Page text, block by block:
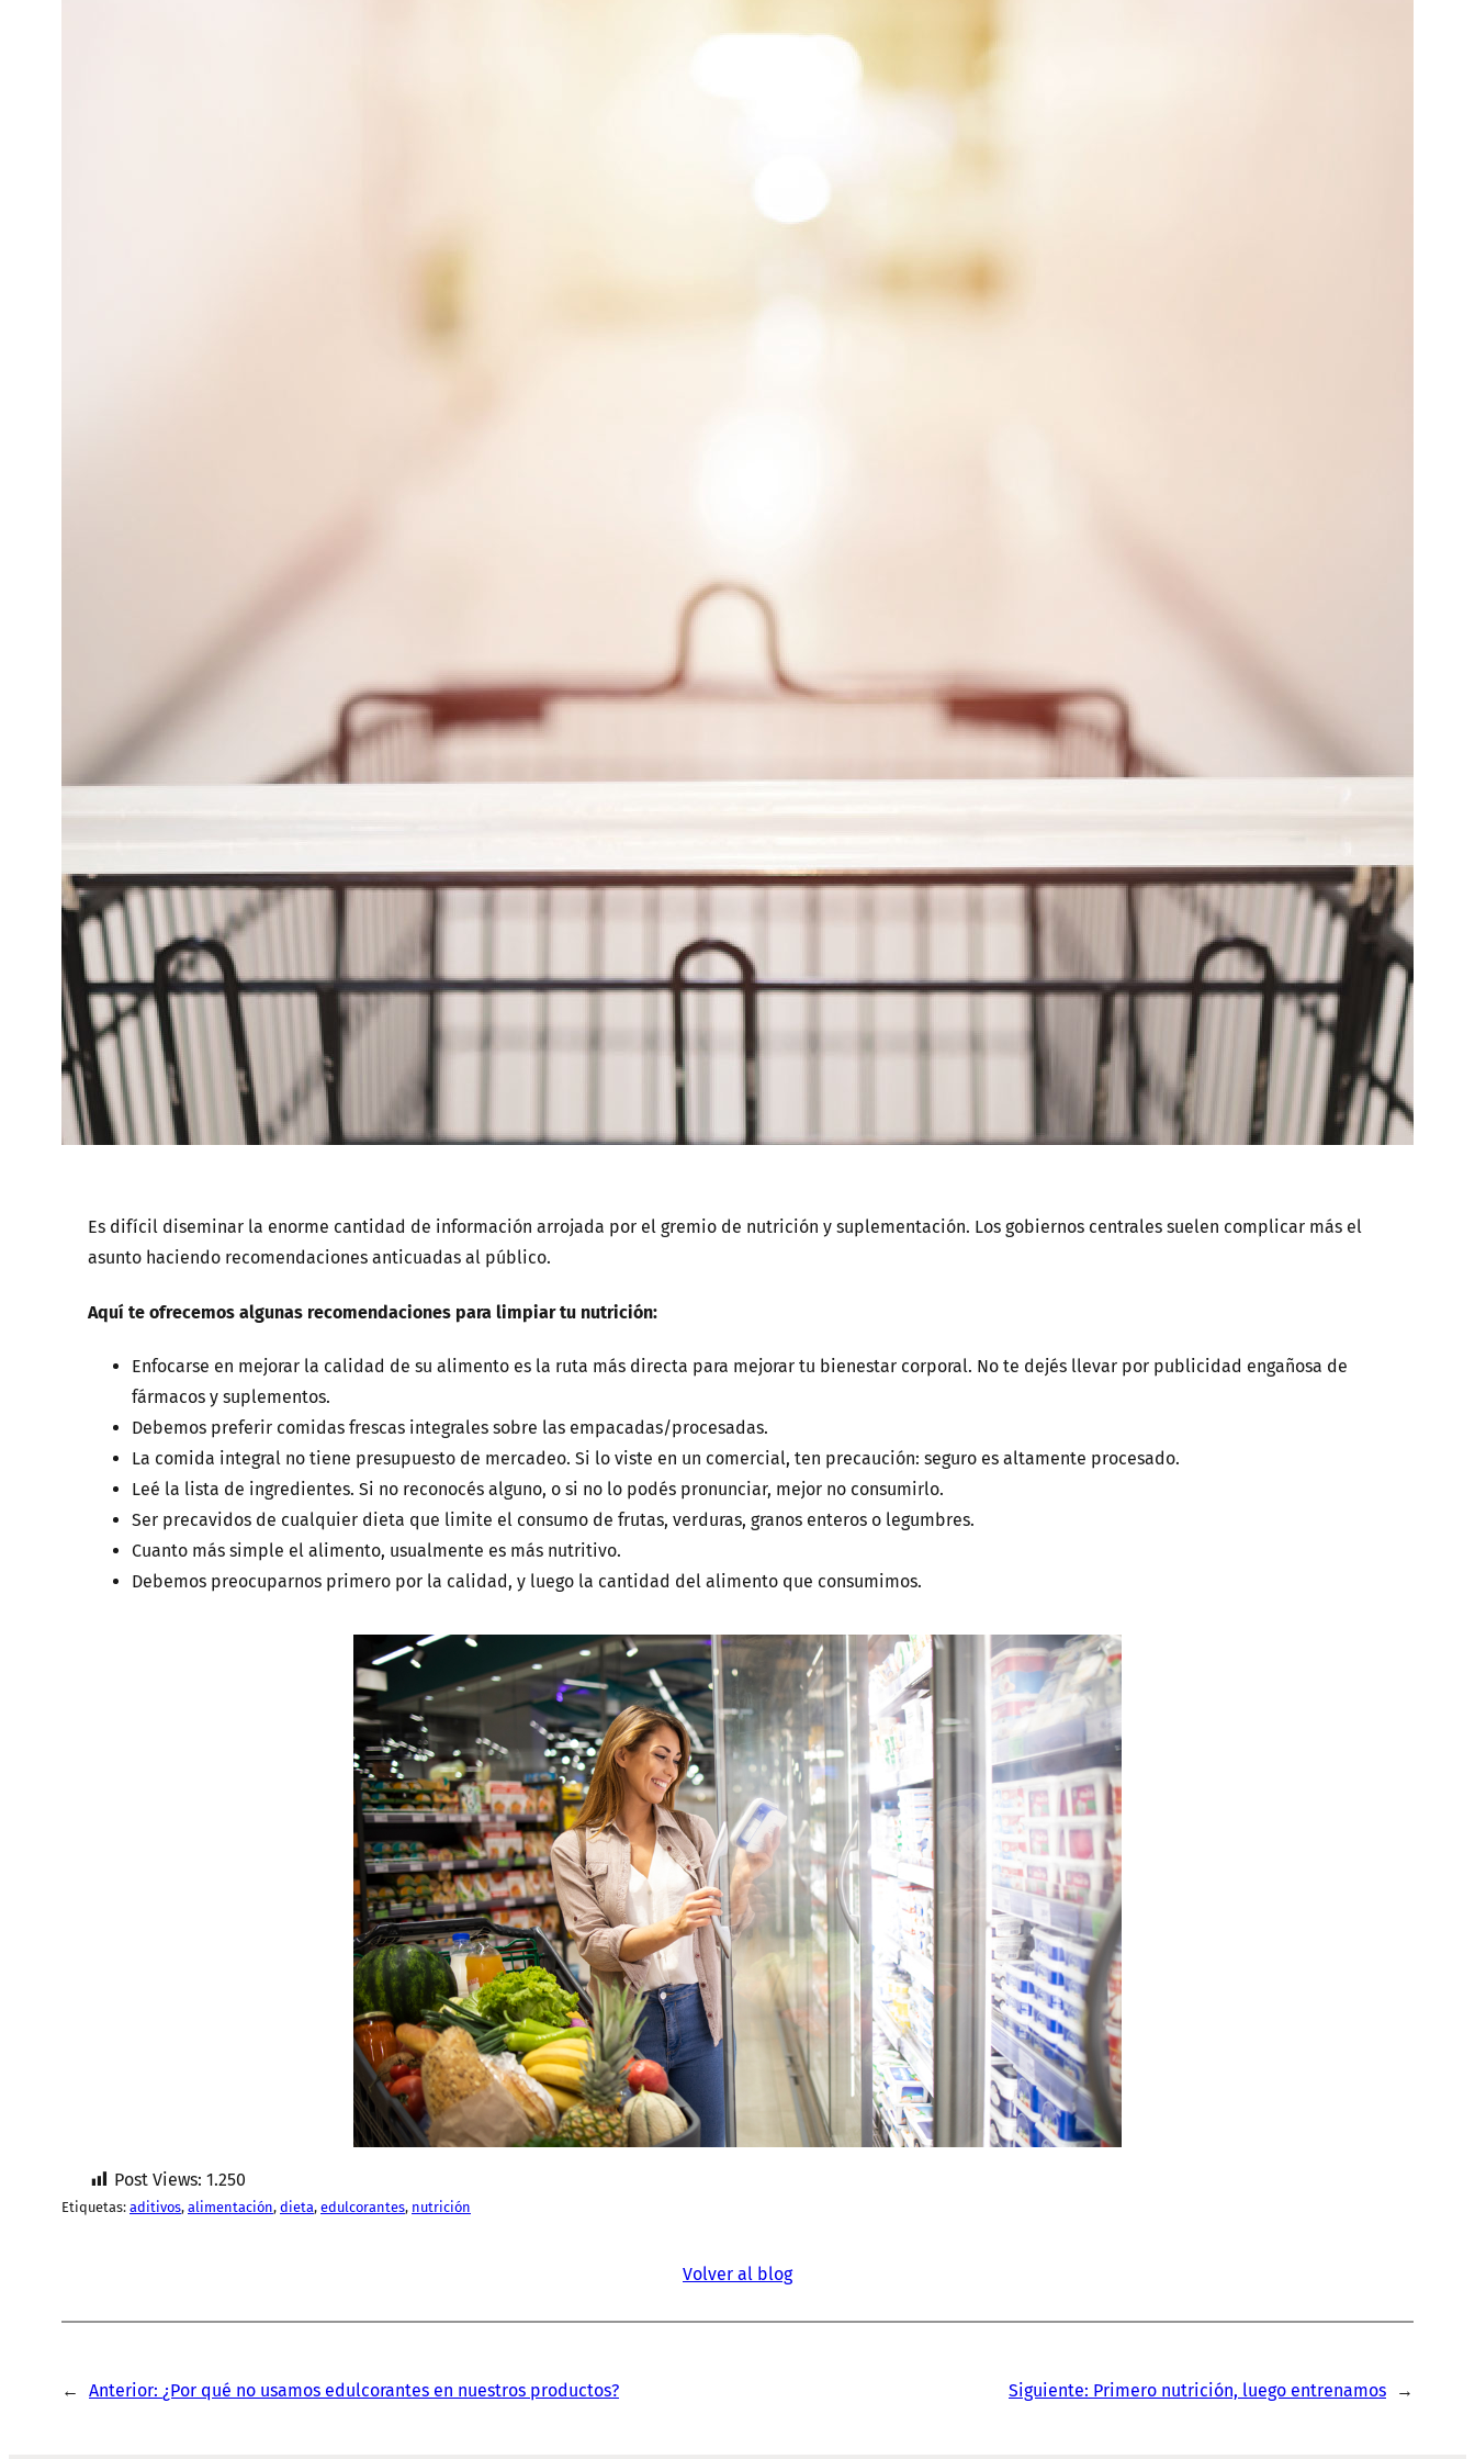
Es difícil diseminar la enorme cantidad de información arrojada por el gremio de nutrición y suplementación. Los gobiernos centrales suelen complicar más el
asunto haciendo recomendaciones anticuadas al público.
Aquí te ofrecemos algunas recomendaciones para limpiar tu nutrición:
Enfocarse en mejorar la calidad de su alimento es la ruta más directa para mejorar tu bienestar corporal. No te dejés llevar por publicidad engañosa de
fármacos y suplementos.
Debemos preferir comidas frescas integrales sobre las empacadas/procesadas.
La comida integral no tiene presupuesto de mercadeo. Si lo viste en un comercial, ten precaución: seguro es altamente procesado.
Leé la lista de ingredientes. Si no reconocés alguno, o si no lo podés pronunciar, mejor no consumirlo.
Ser precavidos de cualquier dieta que limite el consumo de frutas, verduras, granos enteros o legumbres.
Cuanto más simple el alimento, usualmente es más nutritivo.
Debemos preocuparnos primero por la calidad, y luego la cantidad del alimento que consumimos.
Post Views: 1.250
Etiquetas: aditivos, alimentación, dieta, edulcorantes, nutrición
Volver al blog
← Anterior: ¿Por qué no usamos edulcorantes en nuestros productos? Siguiente: Primero nutrición, luego entrenamos →